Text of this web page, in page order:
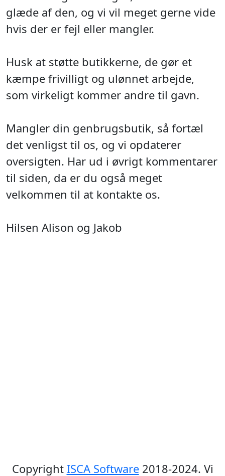
glæde af den, og vi vil meget gerne vide
hvis der er fejl eller mangler.
Husk at støtte butikkerne, de gør et
kæmpe frivilligt og ulønnet arbejde,
som virkeligt kommer andre til gavn.
Mangler din genbrugsbutik, så fortæl
det venligst til os, og vi opdaterer
oversigten. Har ud i øvrigt kommentarer
til siden, da er du også meget
velkommen til at kontakte os.
Hilsen Alison og Jakob
Copyright ISCA Software2018-2024. Vi